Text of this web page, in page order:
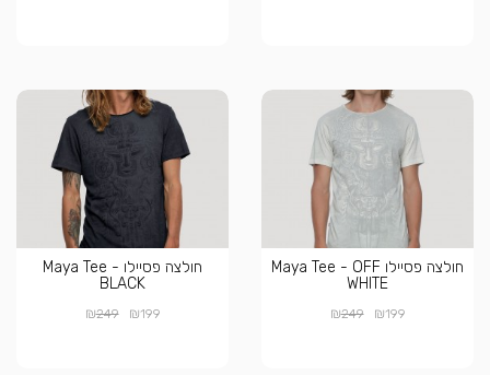
חולצה פסיילו Maya Tee - OFF
WHITE
₪199
₪249
חולצה פסיילו Maya Tee -
BLACK
₪199
₪249